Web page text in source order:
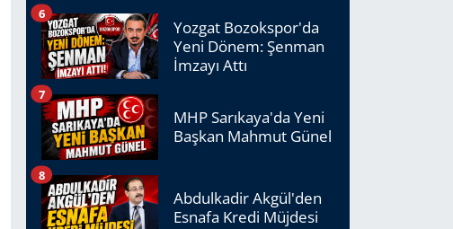
Yozgat Bozokspor'da
Yeni Dönem: Şenman
İmzayı Attı
6
MHP Sarıkaya'da Yeni
Başkan Mahmut Günel
7
Abdulkadir Akgül'den
Esnafa Kredi Müjdesi
8